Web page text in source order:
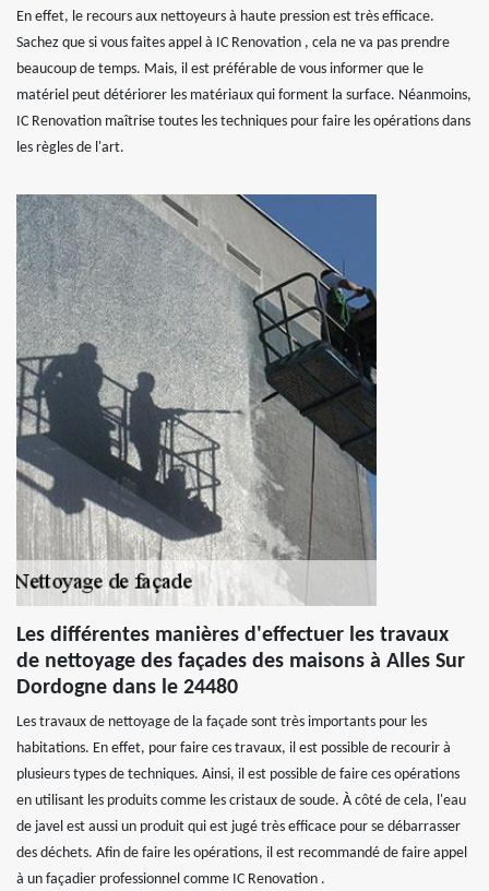
En effet, le recours aux nettoyeurs à haute pression est très efficace.
Sachez que si vous faites appel à IC Renovation , cela ne va pas prendre
beaucoup de temps. Mais, il est préférable de vous informer que le
matériel peut détériorer les matériaux qui forment la surface. Néanmoins,
IC Renovation maîtrise toutes les techniques pour faire les opérations dans
les règles de l'art.
Les différentes manières d'effectuer les travaux
de nettoyage des façades des maisons à Alles Sur
Dordogne dans le 24480
Les travaux de nettoyage de la façade sont très importants pour les
habitations. En effet, pour faire ces travaux, il est possible de recourir à
plusieurs types de techniques. Ainsi, il est possible de faire ces opérations
en utilisant les produits comme les cristaux de soude. À côté de cela, l'eau
de javel est aussi un produit qui est jugé très efficace pour se débarrasser
des déchets. Afin de faire les opérations, il est recommandé de faire appel
à un façadier professionnel comme IC Renovation .